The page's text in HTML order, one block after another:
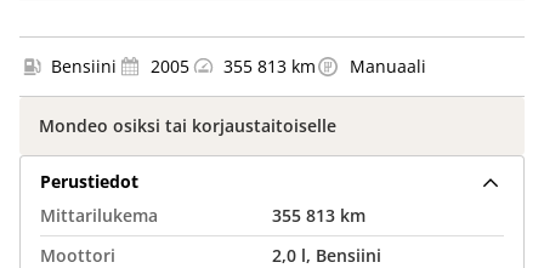
Bensiini 2005 355 813 km Manuaali
Mondeo osiksi tai korjaustaitoiselle
Perustiedot
Mittarilukema
355 813 km
Moottori
2,0 l, Bensiini